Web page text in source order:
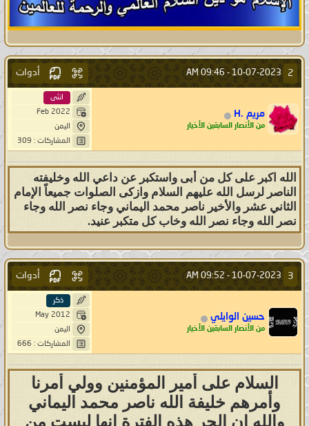
2
10-07-2023 -
09:46 AM أدوات
مريم .H
من الأنصار السابقين الأخيار
انثى
Feb 2022
اليمن
المشاركات : 309
الله اكبر على كل من أبى واستكبر عن داعي الله وخليفته
الناصر لرسل الله عليهم السلام وازكى الصلوات جميعاً الإمام
الثاني عشر والأخير ناصر محمد اليماني وجاء نصر الله وجاء
نصر الله وجاء نصر الله وخاب كل متكبر عنيد.
3
10-07-2023 -
09:52 AM أدوات
حسين الوايلي
من الأنصار السابقين الأخيار
ذكر
May 2012
اليمن
المشاركات : 666
السلام على أمير المؤمنين وولي أمرنا
وأمرهم خليفة الله ناصر محمد اليماني
والله ان الحر هذه الفترة انها ليست من